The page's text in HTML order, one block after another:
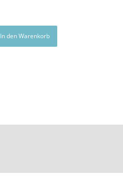
In den Warenkorb